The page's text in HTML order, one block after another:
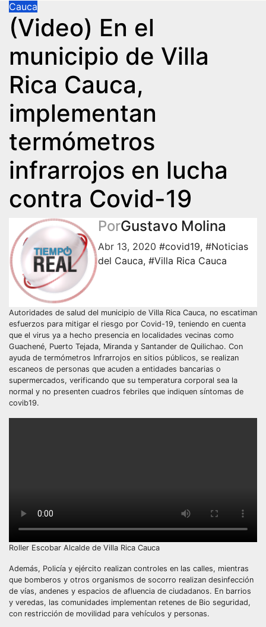
Cauca
(Video) En el
municipio de Villa
Rica Cauca,
implementan
termómetros
infrarrojos en lucha
contra Covid-19
PorGustavo Molina
Abr 13, 2020 #covid19, #Noticias
del Cauca, #Villa Rica Cauca
Autoridades de salud del municipio de Villa Rica Cauca, no escatiman
esfuerzos para mitigar el riesgo por Covid-19, teniendo en cuenta
que el virus ya a hecho presencia en localidades vecinas como
Guachené, Puerto Tejada, Miranda y Santander de Quilichao. Con
ayuda de termómetros Infrarrojos en sitios públicos, se realizan
escaneos de personas que acuden a entidades bancarias o
supermercados, verificando que su temperatura corporal sea la
normal y no presenten cuadros febriles que indiquen síntomas de
covib19.
Roller Escobar Alcalde de Villa Rica Cauca
Además, Policía y ejército realizan controles en las calles, mientras
que bomberos y otros organismos de socorro realizan desinfección
de vías, andenes y espacios de afluencia de ciudadanos. En barrios
y veredas, las comunidades implementan retenes de Bio seguridad,
con restricción de movilidad para vehículos y personas.